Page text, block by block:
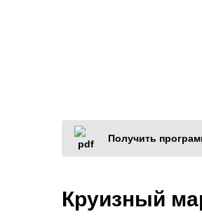
Получить
Круизный